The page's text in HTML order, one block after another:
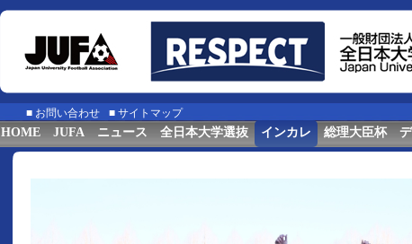
■ お問い合わせ ■ サイトマップ
HOME JUFA ニュース 全日本大学選抜 インカレ 総理大臣杯